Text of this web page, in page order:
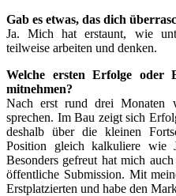
Gab es etwas, das dich
Ja. Mich hat erstaunt, wie
teilweise arbeiten und denken.
Welche ersten Erfolge oder
mitnehmen?
Nach erst rund drei Monaten
sprechen. Im Bau zeigt sich
deshalb über die kleinen
Position gleich kalkuliere
Besonders gefreut hat mich
öffentliche Submission. Mit
Erstplatzierten und habe den